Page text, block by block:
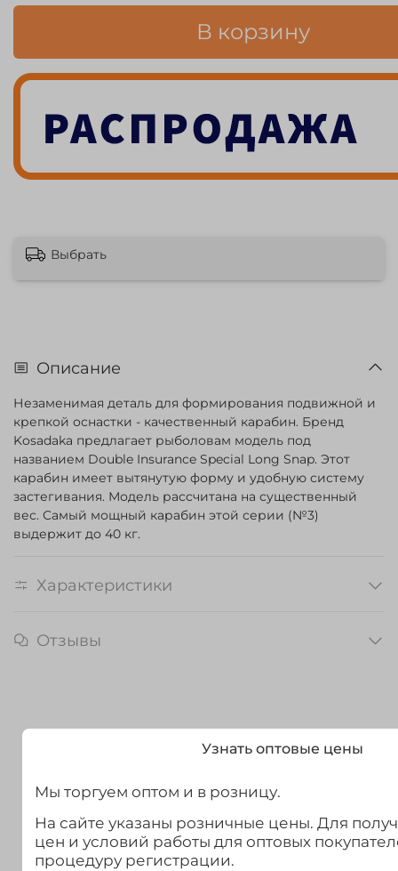
В корзину
Выбрать
Описание
Незаменимая деталь для формирования подвижной и
крепкой оснастки - качественный карабин. Бренд
Kosadaka предлагает рыболовам модель под
названием Double Insurance Special Long Snap. Этот
карабин имеет вытянутую форму и удобную систему
застегивания. Модель рассчитана на существенный
вес. Самый мощный карабин этой серии (№3)
выдержит до 40 кг.
Характеристики
Отзывы
Узнать оптовые цены
Мы торгуем оптом и в розницу.
На сайте указаны розничные цены. Для
цен и условий работы для оптовых
процедуру регистрации.